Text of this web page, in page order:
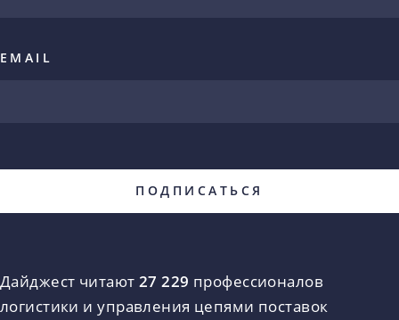
EMAIL
Дайджест читают 27 229 профессионалов
логистики и управления цепями поставок